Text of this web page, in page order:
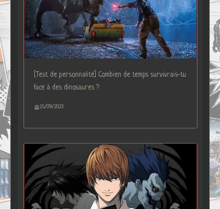
[Test de personnalité] Combien de temps survivrais-tu
face à des dinosaures ?
15/09/2023